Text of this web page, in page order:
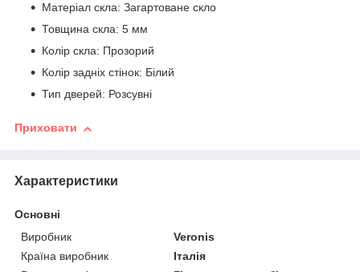
Матеріал скла: Загартоване скло
Товщина скла: 5 мм
Колір скла: Прозорий
Колір задніх стінок: Білий
Тип дверей: Розсувні
Приховати
Характеристики
Основні
Виробник
Veronis
Країна виробник
Італія